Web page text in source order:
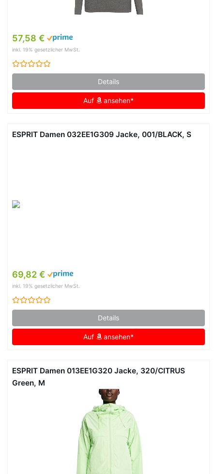
57,58 €
inkl. 19% gesetzlicher MwSt.
Details
Auf ansehen*
ESPRIT Damen 032EE1G309 Jacke, 001/BLACK, S
69,82 €
inkl. 19% gesetzlicher MwSt.
Details
Auf ansehen*
ESPRIT Damen 013EE1G320 Jacke, 320/CITRUS
Green, M